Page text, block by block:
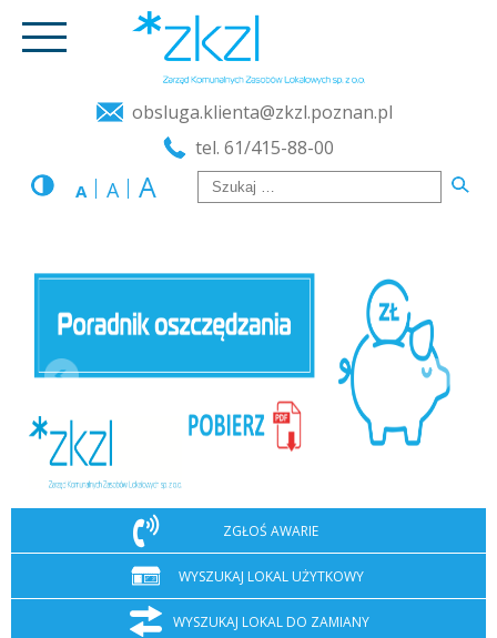
obsluga.klienta@zkzl.poznan.pl
tel. 61/415-88-00
A A A
ZGŁOŚ AWARIE
WYSZUKAJ LOKAL UŻYTKOWY
WYSZUKAJ LOKAL DO ZAMIANY